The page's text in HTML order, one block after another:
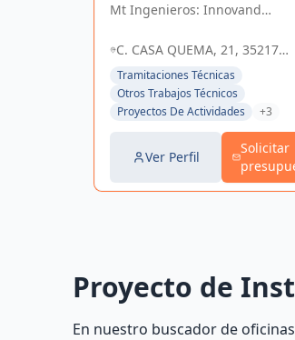
TORRES SANCHEZ
Mt Ingenieros: Innovando
construyendo un futuro
Valsequillo de Gran
Canaria.
C. CASA QUEMA, 21, 35217
VALSEQUILLO, LAS PALMAS,
ESPAÑA, España
Tramitaciones Técnicas
Otros Trabajos Técnicos
Proyectos De Actividades
+3
Ver Perfil
Solicitar
Proyecto de
En nuestro buscador de